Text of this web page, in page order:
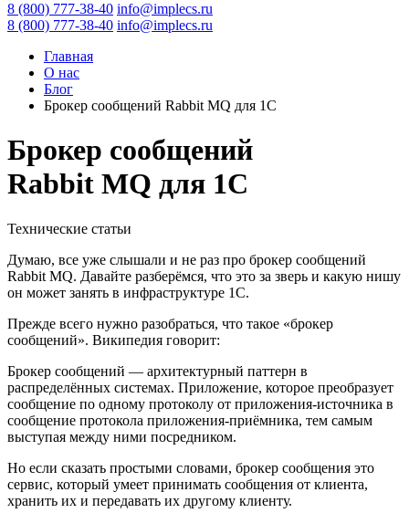
8 (800) 777-38-40 info@implecs.ru
8 (800) 777-38-40 info@implecs.ru
Главная
О нас
Блог
Брокер сообщений Rabbit MQ для 1С
Брокер сообщений
Rabbit MQ для 1С
Технические статьи
Думаю, все уже слышали и не раз про брокер сообщений
Rabbit MQ. Давайте разберёмся, что это за зверь и какую нишу
он может занять в инфраструктуре 1С.
Прежде всего нужно разобраться, что такое «брокер
сообщений». Википедия говорит:
Брокер сообщений — архитектурный паттерн в
распределённых системах. Приложение, которое преобразует
сообщение по одному протоколу от приложения-источника в
сообщение протокола приложения-приёмника, тем самым
выступая между ними посредником.
Но если сказать простыми словами, брокер сообщения это
сервис, который умеет принимать сообщения от клиента,
хранить их и передавать их другому клиенту.